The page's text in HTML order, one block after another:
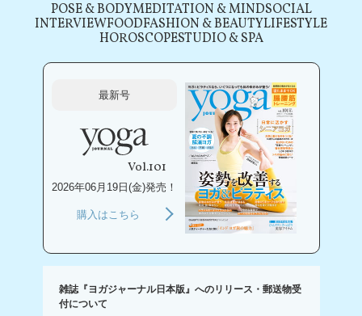
POSE & BODYMEDITATION & MINDSOCIAL
INTERVIEWFOODFASHION & BEAUTYLIFESTYLE
HOROSCOPESTUDIO & SPA
最新号
Vol.101
2026年06月19日(金)発売！
購入はこちら
雑誌『ヨガジャーナル日本版』へのリリース・郵送物受
付について